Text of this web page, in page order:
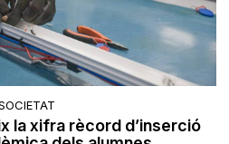
la xifra rècord d’inserció